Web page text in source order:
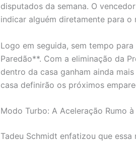
disputados da semana. O
indicar alguém diretamente para o
Logo em seguida, sem tempo
Paredão**. Com a eliminação da
dentro da casa ganham ainda
casa definirão os próximos
Modo Turbo: A Aceleração Rumo
Tadeu Schmidt enfatizou que